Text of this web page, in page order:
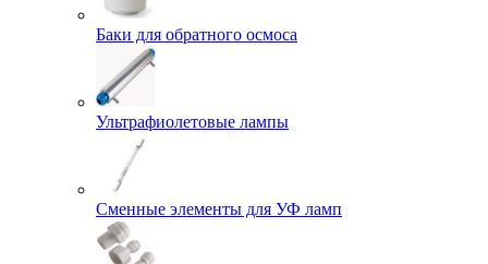
Баки для обратного осмоса
Ультрафиолетовые лампы
Сменные элементы для УФ ламп